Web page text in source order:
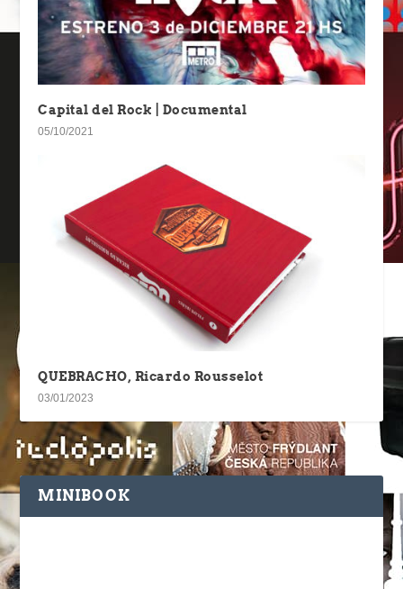
Capital del Rock | Documental
05/10/2021
QUEBRACHO, Ricardo Rousselot
03/01/2023
MINIBOOK